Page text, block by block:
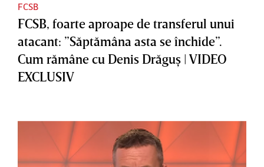
FCSB
FCSB, foarte aproape de transferul unui
atacant: ”Săptămâna asta se închide”.
Cum rămâne cu Denis Drăguş | VIDEO
EXCLUSIV